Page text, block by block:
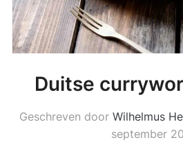
Duitse
Geschreven door Wilhelmus
september